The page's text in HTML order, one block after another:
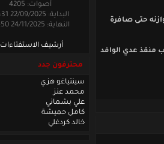
حتى صافرة
منقذ عدي الوافد
أصوات: 4205
البداية: 22/09/2025 23:31
النهاية: 24/11/2025 20:50
أرشيف الاستفتاءات
محترفون جدد
سينتياغو هزي
محمد عنز
علي بشماني
كامل حميشة
خالد كردغلي